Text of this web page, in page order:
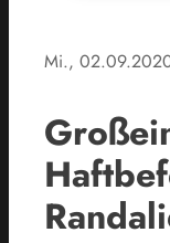
Mi.,